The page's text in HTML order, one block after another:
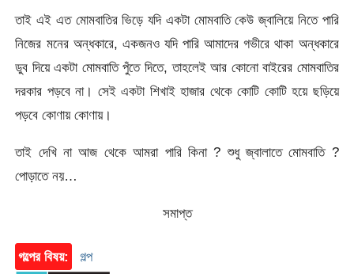
তাই এই এত মোমবাতির ভিড়ে যদি একটা মোমবাতি কেউ জ্বালিয়ে নিতে পারি
নিজের মনের অন্ধকারে, একজনও যদি পারি আমাদের গভীরে থাকা অন্ধকারে
ডুব দিয়ে একটা মোমবাতি পুঁতে দিতে, তাহলেই আর কোনো বাইরের মোমবাতির
দরকার পড়বে না। সেই একটা শিখাই হাজার থেকে কোটি কোটি হয়ে ছড়িয়ে
পড়বে কোণায় কোণায়।
তাই দেখি না আজ থেকে আমরা পারি কিনা ? শুধু জ্বালাতে মোমবাতি ?
পোড়াতে নয়…
সমাপ্ত
গল্পের বিষয়: গল্প